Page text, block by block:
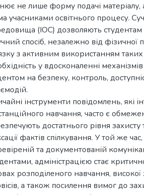
не лише форму подачі
учасниками освітнього процесу.
(ІОС) дозволяють студентам
спосіб, незалежно від фізичної
з активним використанням
у вдосконаленні
на безпеку, контроль,
інструменти повідомлень, які
навчання, часто є
достатнього рівня
фактів спілкування. У той же
та документованій
адміністрацією стає
розподіленого навчання,
а також посилення вимог до